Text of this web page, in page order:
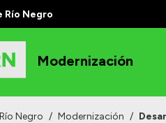
Río Negro
Modernización
Negro / Modernización /